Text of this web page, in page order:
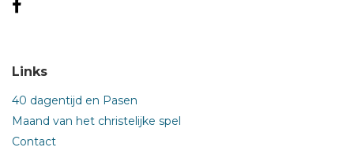
Links
40 dagentijd en Pasen
Maand van het christelijke spel
Contact